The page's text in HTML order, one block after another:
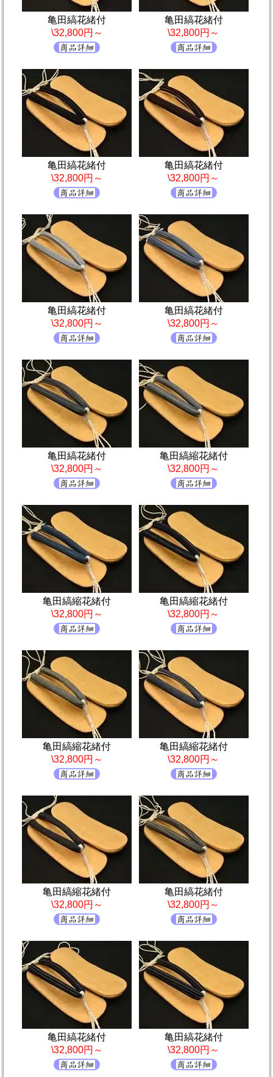
亀田縞花緒付
\32,800円～
亀田縞花緒付
\32,800円～
亀田縞花緒付
\32,800円～
亀田縞花緒付
\32,800円～
亀田縞花緒付
\32,800円～
亀田縞花緒付
\32,800円～
亀田縞花緒付
\32,800円～
亀田縞縮花緒付
\32,800円～
亀田縞縮花緒付
\32,800円～
亀田縞縮花緒付
\32,800円～
亀田縞縮花緒付
\32,800円～
亀田縞縮花緒付
\32,800円～
亀田縞縮花緒付
\32,800円～
亀田縞花緒付
\32,800円～
亀田縞花緒付
\32,800円～
亀田縞花緒付
\32,800円～